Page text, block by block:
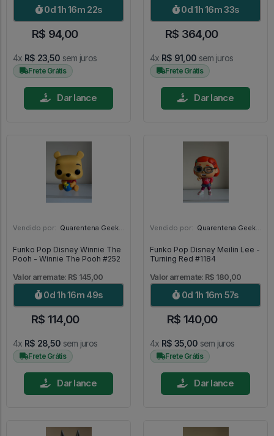
0d 1h 16m 20s
R$ 94,00
4x R$ 23,50 sem juros
Frete Grátis
Dar lance
0d 1h 16m 31s
R$ 364,00
4x R$ 91,00 sem juros
Frete Grátis
Dar lance
Vendido por: Quarentena Geek Store - SP
Funko Pop Disney Winnie The
Pooh - Winnie The Pooh #252
Valor arremate: R$ 145,00
0d 1h 16m 47s
R$ 114,00
4x R$ 28,50 sem juros
Frete Grátis
Dar lance
Vendido por: Quarentena Geek Store - SP
Funko Pop Disney Meilin Lee -
Turning Red #1184
Valor arremate: R$ 180,00
0d 1h 16m 55s
R$ 140,00
4x R$ 35,00 sem juros
Frete Grátis
Dar lance